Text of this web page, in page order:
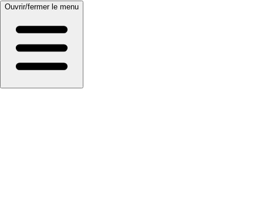
Ouvrir/fermer le menu